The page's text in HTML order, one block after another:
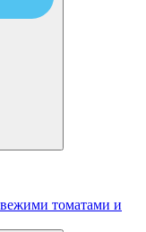
томатами и